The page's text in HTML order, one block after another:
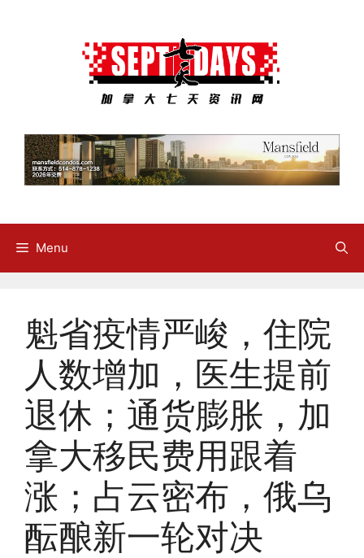
Menu
魁省疫情严峻，住院
人数增加，医生提前
退休；通货膨胀，加
拿大移民费用跟着
涨；占云密布，俄乌
酝酿新一轮对决